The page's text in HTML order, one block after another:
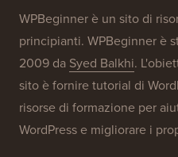
WPBeginner è un sito di
principianti. WPBeginner è
2009 da Syed Balkhi.
sito è fornire tutorial di
risorse di formazione per
WordPress e migliorare i